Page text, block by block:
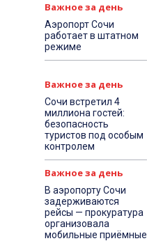
Важное за день
Аэропорт Сочи
работает в штатном
режиме
Важное за день
Сочи встретил 4
миллиона гостей:
безопасность
туристов под особым
контролем
Важное за день
В аэропорту Сочи
задерживаются
рейсы — прокуратура
организовала
мобильные приёмные